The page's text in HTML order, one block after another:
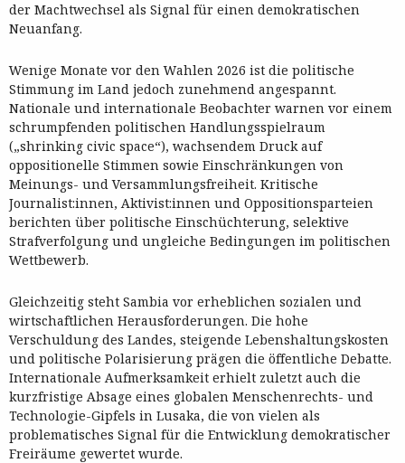
der Machtwechsel als Signal für einen demokratischen
Neuanfang.
Wenige Monate vor den Wahlen 2026 ist die politische
Stimmung im Land jedoch zunehmend angespannt.
Nationale und internationale Beobachter warnen vor einem
schrumpfenden politischen Handlungsspielraum
(„shrinking civic space“), wachsendem Druck auf
oppositionelle Stimmen sowie Einschränkungen von
Meinungs- und Versammlungsfreiheit. Kritische
Journalist:innen, Aktivist:innen und Oppositionsparteien
berichten über politische Einschüchterung, selektive
Strafverfolgung und ungleiche Bedingungen im politischen
Wettbewerb.
Gleichzeitig steht Sambia vor erheblichen sozialen und
wirtschaftlichen Herausforderungen. Die hohe
Verschuldung des Landes, steigende Lebenshaltungskosten
und politische Polarisierung prägen die öffentliche Debatte.
Internationale Aufmerksamkeit erhielt zuletzt auch die
kurzfristige Absage eines globalen Menschenrechts- und
Technologie-Gipfels in Lusaka, die von vielen als
problematisches Signal für die Entwicklung demokratischer
Freiräume gewertet wurde.